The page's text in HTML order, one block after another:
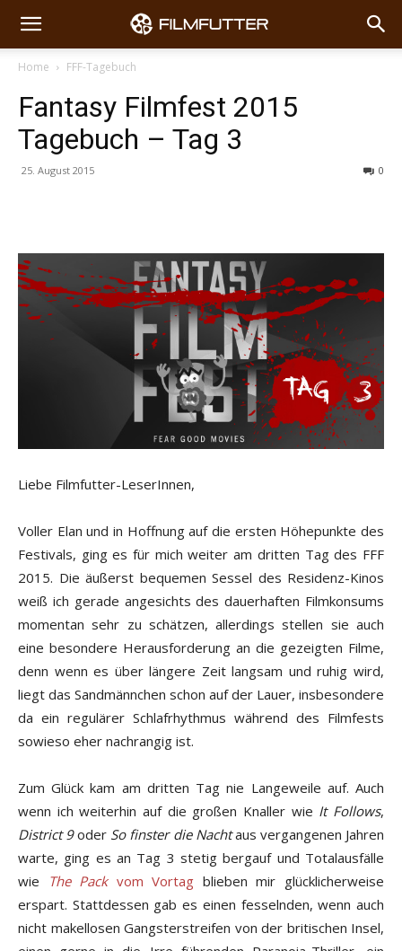
Home FFF-Tagebuch
Fantasy Filmfest 2015
Tagebuch – Tag 3
25. August 2015 0
Liebe Filmfutter-LeserInnen,
Voller Elan und in Hoffnung auf die ersten Höhepunkte des
Festivals, ging es für mich weiter am dritten Tag des FFF
2015. Die äußerst bequemen Sessel des Residenz-Kinos
weiß ich gerade angesichts des dauerhaften Filmkonsums
momentan sehr zu schätzen, allerdings stellen sie auch
eine besondere Herausforderung an die gezeigten Filme,
denn wenn es über längere Zeit langsam und ruhig wird,
liegt das Sandmännchen schon auf der Lauer, insbesondere
da ein regulärer Schlafrhythmus während des Filmfests
sowieso eher nachrangig ist.
Zum Glück kam am dritten Tag nie Langeweile auf. Auch
wenn ich weiterhin auf die großen Knaller wie It Follows,
District 9oder So finster die Nachtaus vergangenen Jahren
warte, ging es an Tag 3 stetig bergauf und Totalausfälle
wie
The Packvom Vortag blieben mir glücklicherweise
erspart. Stattdessen gab es einen fesselnden, wenn auch
nicht makellosen Gangsterstreifen von der britischen Insel,